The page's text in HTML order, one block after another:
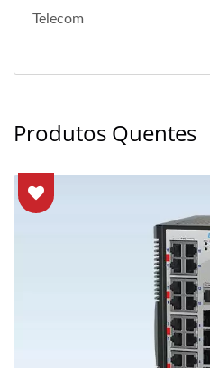
Telecom
Produtos Quentes